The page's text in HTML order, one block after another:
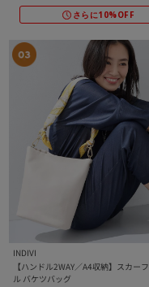
さらに10%OFF
INDIVI
【ハンドル2WAY／A4収納】スカー
ル バケツバッグ